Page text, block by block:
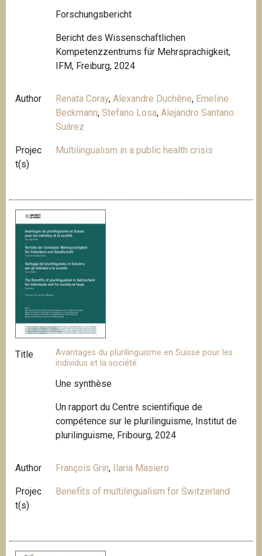
Forschungsbericht
Bericht des Wissenschaftlichen
Kompetenzzentrums für Mehrsprachigkeit,
IFM, Freiburg, 2024
Author Renata Coray,Alexandre Duchêne, Emeline
Beckmann,Stefano Losa,Alejandro Santano
Suárez
Projec
t(s)
Multilingualism in a public health crisis
Title
Avantages du plurilinguisme en Suisse pour les
individus et la société
Une synthèse
Un rapport du Centre scientifique de
compétence sur le plurilinguisme, Institut de
plurilinguisme, Fribourg, 2024
Author François Grin, Ilaria Masiero
Projec
t(s)
Benefits of multilingualism for Switzerland